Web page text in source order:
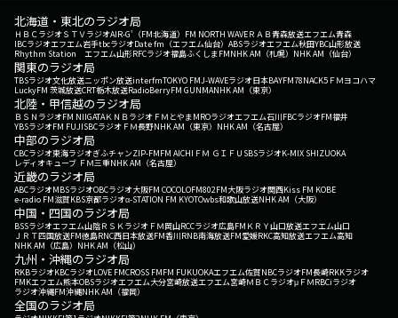
北海道・東北のラジオ局
ＨＢＣラジオＳＴＶラジオAIR-G'（FM北海道） FM NORTH WAVEＲＡＢ青森放送エフエム青森
IBCラジオエフエム岩手tbcラジオDate fm（エフエム仙台） ABSラジオエフエム秋田YBC山形放送
Rhythm Station エフエム山形RFCラジオ福島ふくしまFMNHK AM（札幌） NHK AM（仙台）
関東のラジオ局
TBSラジオ文化放送ニッポン放送interfmTOKYO FMJ-WAVEラジオ日本BAYFM78NACK5 ＦＭヨコハマ
LuckyFM 茨城放送CRT栃木放送RadioBerryFM GUNMANHK AM（東京）
北陸・甲信越のラジオ局
ＢＳＮラジオFM NIIGATAＫＮＢラジオ ＦＭとやまMROラジオエフエム石川FBCラジオFM福井
YBSラジオFM FUJISBCラジオ ＦＭ長野NHK AM（東京） NHK AM（名古屋）
中部のラジオ局
CBCラジオ東海ラジオぎふチャンZIP-FMFM AICHI ＦＭ ＧＩＦＵ SBSラジオK-MIX SHIZUOKA
レディオキューブ ＦＭ三重NHK AM（名古屋）
近畿のラジオ局
ABCラジオMBSラジオOBCラジオ大阪FM COCOLOFM802FM大阪ラジオ関西Kiss FM KOBE
e-radio FM滋賀KBS京都ラジオα-STATION FM KYOTOwbs和歌山放送NHK AM（大阪）
中国・四国のラジオ局
BSSラジオエフエム山陰ＲＳＫラジオ ＦＭ岡山RCCラジオ広島FM ＫＲＹ山口放送エフエム山口
ＪＲＴ四国放送FM徳島RNC西日本放送FM香川RNB南海放送FM愛媛RKC高知放送エフエム高知
NHK AM（広島） NHK AM（松山）
九州・沖縄のラジオ局
RKBラジオKBCラジオLOVE FMCROSS FMFM FUKUOKAエフエム佐賀NBCラジオFM長崎RKKラジオ
FMKエフエム熊本OBSラジオエフエム大分宮崎放送エフエム宮崎ＭＢＣラジオμＦＭRBCiラジオ
ラジオ沖縄FM沖縄NHK AM（福岡）
全国のラジオ局